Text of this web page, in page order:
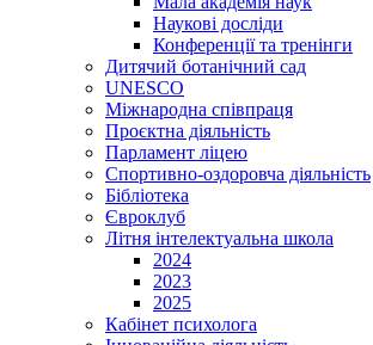
Наукові досліди
Конференції та тренінги
Дитячий ботанічний сад
UNESCO
Міжнародна співпраця
Проєктна діяльність
Парламент ліцею
Спортивно-оздоровча діяльність
Бібліотека
Євроклуб
Літня інтелектуальна школа
2024
2023
2025
Кабінет психолога